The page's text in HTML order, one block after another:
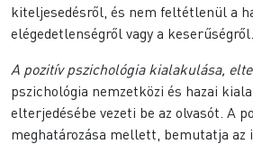
kiteljesedésről, és nem feltétlenül a
elégedetlenségről vagy a keserűségről.
A pozitív pszichológia kialakulása,
pszichológia nemzetközi és hazai
elterjedésébe vezeti be az olvasót. A
meghatározása mellett, bemutatja az